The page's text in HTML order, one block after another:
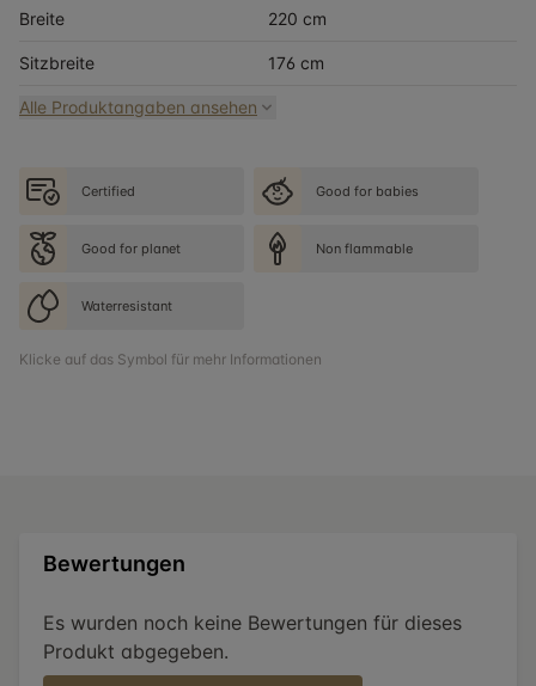
Breite 220 cm
Sitzbreite 176 cm
Alle Produktangaben ansehen
Certified Good for babies
Good for planet Non flammable
Waterresistant
Klicke auf das Symbol für mehr Informationen
Bewertungen
Es wurden noch keine Bewertungen für dieses
Produkt abgegeben.